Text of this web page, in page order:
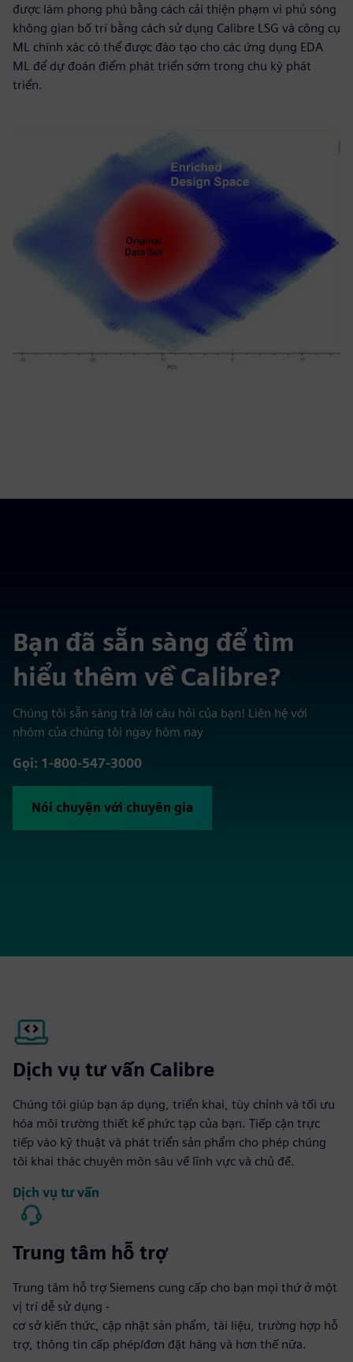
được làm phong phú bằng cách cải thiện phạm vi phủ sóng
không gian bố trí bằng cách sử dụng Calibre LSG và công cụ
ML chính xác có thể được đào tạo cho các ứng dụng EDA
ML để dự đoán điểm phát triển sớm trong chu kỳ phát
triển.
Bạn đã sẵn sàng để tìm
hiểu thêm về Calibre?
Chúng tôi sẵn sàng trả lời câu hỏi của bạn! Liên hệ với
nhóm của chúng tôi ngay hôm nay
Gọi: 1-800-547-3000
Nói chuyện với chuyên gia
Dịch vụ tư vấn Calibre
Chúng tôi giúp bạn áp dụng, triển khai, tùy chỉnh và tối ưu
hóa môi trường thiết kế phức tạp của bạn. Tiếp cận trực
tiếp vào kỹ thuật và phát triển sản phẩm cho phép chúng
tôi khai thác chuyên môn sâu về lĩnh vực và chủ đề.
Dịch vụ tư vấn
Trung tâm hỗ trợ
Trung tâm hỗ trợ Siemens cung cấp cho bạn mọi thứ ở một
vị trí dễ sử dụng -
cơ sở kiến thức, cập nhật sản phẩm, tài liệu, trường hợp hỗ
trợ, thông tin cấp phép/đơn đặt hàng và hơn thế nữa.